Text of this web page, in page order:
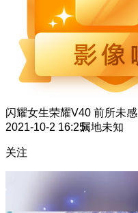
闪耀女生荣耀V40 前所未感
2021-10-2 16:25属地未知
关注